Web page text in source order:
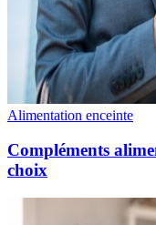
Alimentation enceinte
Compléments
choix